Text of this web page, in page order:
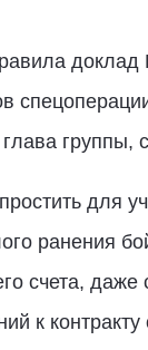
группы,
для
ранения
счета,
к